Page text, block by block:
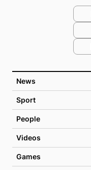
News
Sport
People
Videos
Games